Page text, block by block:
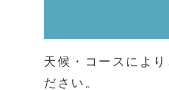
天候・コースによ
ださい。